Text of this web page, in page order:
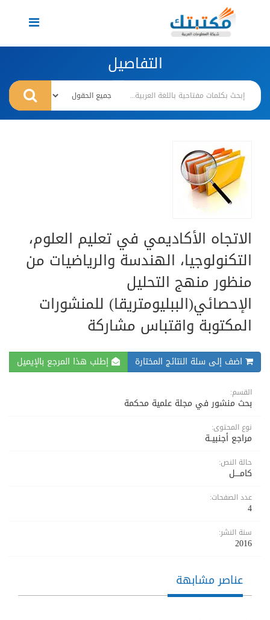
Toggle
navigation
التفاصيل
الاتجاه الأكاديمي في تعليم العلوم،
التكنولوجيا، الهندسة والرياضيات من
منظور منهج التحليل
الإحصائي(الببليومتريقا) للمنشورات
المكتوبة واقتباس مشاركة
اضف إلى سلة النتائج المختارة إطلب هذا المرجع بالإيميل
القسم:
بحث منشور في مجلة علمية محكمة
نوع المحتوى:
مراجع أجنبيــة
حالة النص:
كامــــل
عدد الصفحات:
4
سنة النشر:
2016
عناصر مشابهة